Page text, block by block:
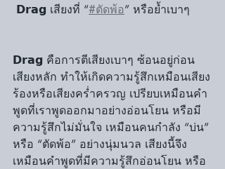
𝗗𝗿𝗮𝗴 เสียงที่ “#ตัดพ้อ” หรือย้ำเบาๆ
𝗗𝗿𝗮𝗴 คือการตีเสียงเบาๆ ซ้อนอยู่ก่อน
เสียงหลัก ทำให้เกิดความรู้สึกเหมือนเสียง
ร้องหรือเสียงคร่ำครวญ เปรียบเหมือนคำ
พูดที่เราพูดออกมาอย่างอ่อนโยน หรือมี
ความรู้สึกไม่มั่นใจ เหมือนคนกำลัง “บ่น”
หรือ “ตัดพ้อ” อย่างนุ่มนวล เสียงนี้จึง
เหมือนคำพูดที่มีความรู้สึกอ่อนโยน หรือ